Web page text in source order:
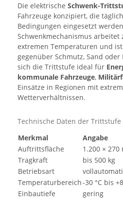
Die elektrische Schwenk-
Fahrzeuge konzipiert, die
Bedingungen eingesetzt
Schwenkmechanismus arbeitet
extremen Temperaturen und
gegenüber Schmutz, Sand
sich die Trittstufe ideal für
kommunale Fahrzeuge,
Einsätze in Regionen mit
Wetterverhältnissen.
Technische Daten der Trittstufe
Merkmal
Angabe
Auftrittsfläche
1.200 × 270
Tragkraft
bis 500 kg
Betriebsart
Temperaturbereich-30 °C bis
Einbautiefe
gering